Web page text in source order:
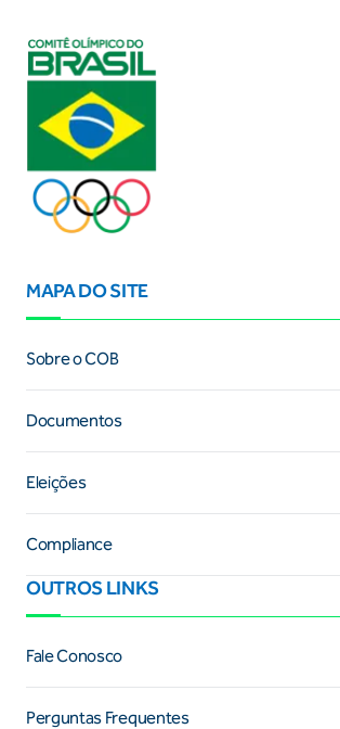
MAPA DO SITE
Sobre o COB
Documentos
Eleições
Compliance
OUTROS LINKS
Fale Conosco
Perguntas Frequentes